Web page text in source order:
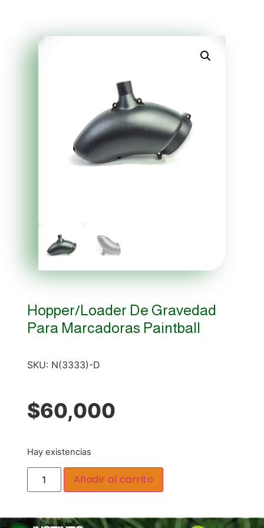
Hopper/loader De Gravedad
Para Marcadoras Paintball
SKU: N(3333)-D
$60,000
Hay existencias
Añadir al carrito